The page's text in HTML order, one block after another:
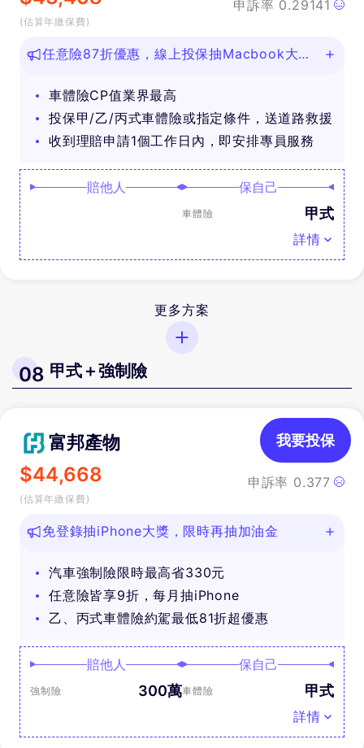
(估算年繳保費)
申訴率 0.29141
任意險87折優惠，線上投保抽Macbook大
車體險CP值業界最高
投保甲/乙/丙式車體險或指定條件，送道路救援
收到理賠申請1個工作日內，即安排專員服務
賠他人 保自己
車體險 甲式
詳情
更多方案
08 甲式＋強制險
富邦產物
$44,668
(估算年繳保費)
申訴率 0.377
我要投保
免登錄抽iPhone大獎，限時再抽加油金
汽車強制險限時最高省330元
任意險皆享9折，每月抽iPhone
乙、丙式車體險約駕最低81折超優惠
賠他人
強制險 300萬
保自己
車體險 甲式
詳情